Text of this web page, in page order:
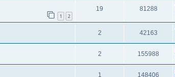
1 2
19 81288
2 42163
2 155988
1 148406